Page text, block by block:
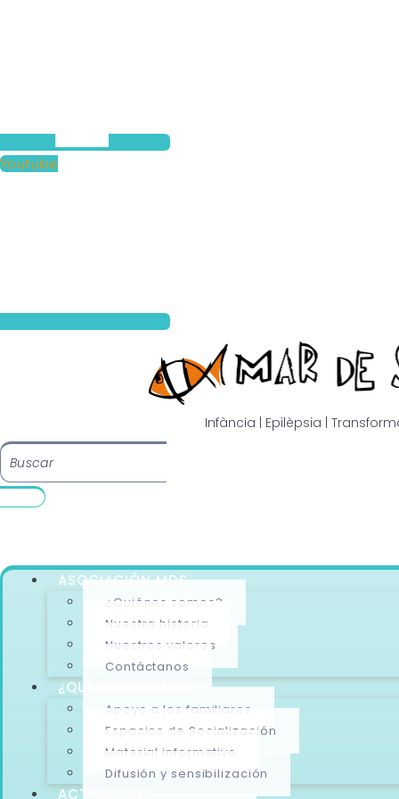
Youtube
Infància | Epilèpsia |
ASOCIACIÓN MDS
¿Quiénes somos?
Nuestra historia
Nuestros valores
Contáctanos
¿QUÉ OFRECEMOS?
Apoyo a los familiares
Espacios de Socialización
Material informativo
Difusión y sensibilización
ACTIVIDADES